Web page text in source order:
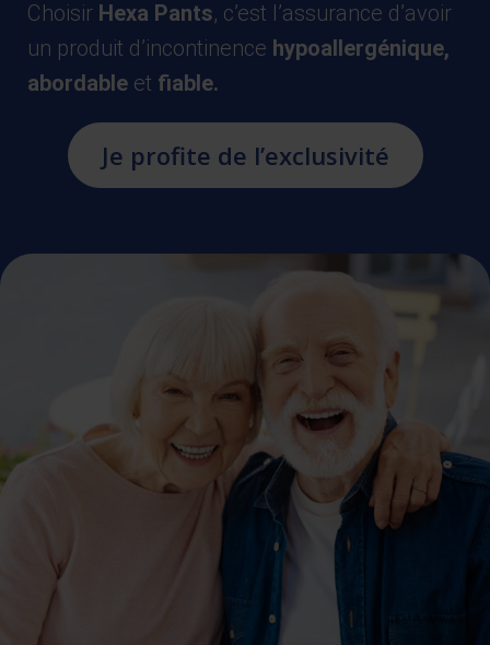
Choisir Hexa Pants, c’est l’assurance d’avoir
un produit d’incontinence hypoallergénique,
abordable et fiable.
Je profite de l’exclusivité